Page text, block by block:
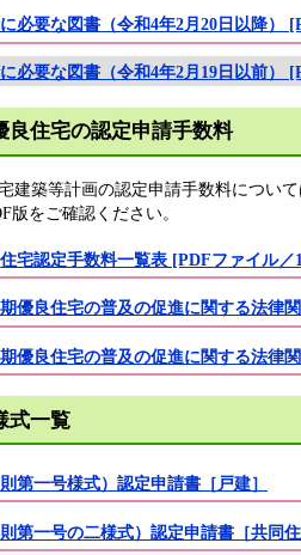
必要な図書（令和4年2月20日以降）
必要な図書（令和4年2月19日以前）
良住宅の認定申請手数料
建築等計画の認定申請手数料につい
版をご確認ください。
宅認定手数料一覧表 [PDFファイル／
優良住宅の普及の促進に関する法律
期優良住宅の普及の促進に関する法律
式一覧
則第一号様式）認定申請書［戸建］
則第一号の二様式）認定申請書［共同住